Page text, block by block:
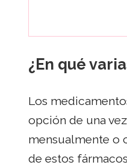
¿En qué
Los
opción de una
mensualmente o
de estos